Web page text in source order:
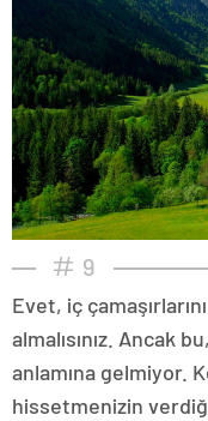
9
Evet, iç
almalısınız. Ancak
anlamına gelmiyor.
hissetmenizin